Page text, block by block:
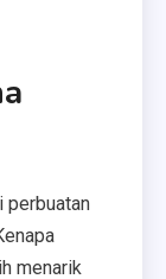
perbuatan
menarik